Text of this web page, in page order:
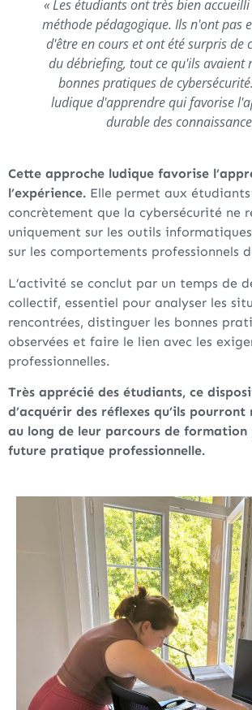
« Les étudiants ont très bien
méthode pédagogique. Ils n'ont pas
d'être en cours et ont été surpris de
du débriefing, tout ce qu'ils avaient
bonnes pratiques de
ludique d'apprendre qui favorise
durable des
Cette approche ludique favorise
l’expérience. Elle permet aux
concrètement que la cybersécurité ne
uniquement sur les outils
sur les comportements professionnels
L’activité se conclut par un temps de
collectif, essentiel pour analyser les
rencontrées, distinguer les bonnes
observées et faire le lien avec les
professionnelles.
Très apprécié des étudiants, ce
d’acquérir des réflexes qu’ils
au long de leur parcours de formation
future pratique professionnelle.